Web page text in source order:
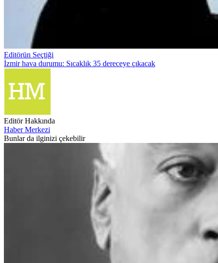
Editörün Seçtiği
İzmir hava durumu: Sıcaklık 35 dereceye çıkacak
Editör Hakkında
Haber Merkezi
Bunlar da ilginizi çekebilir